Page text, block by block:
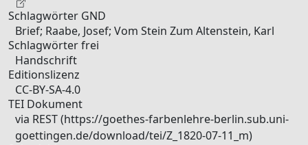
Schlagwörter GND
Brief; Raabe, Josef; Vom Stein Zum Altenstein, Karl
Schlagwörter frei
Handschrift
Editionslizenz
CC-BY-SA-4.0
TEI Dokument
via REST (https://goethes-farbenlehre-berlin.sub.uni-
goettingen.de/download/tei/Z_1820-07-11_m)